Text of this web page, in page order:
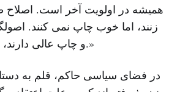
همیشه در اولویت آخر است. اصلاح
زنند، اما خوب چاپ نمی کنند.
و چاپ عالی دارند، اما تیتر خوب ندارند.»
در فضای سیاسی حاکم، قلم به